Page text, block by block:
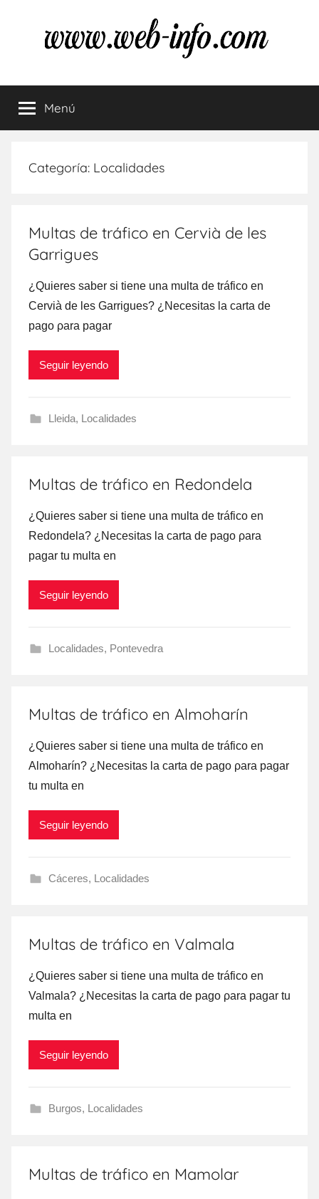
contenido
Multas
de
tráfico
dudas
sobre
multas
Menú
Categoría: Localidades
Multas de tráfico en Cervià de les
Garrigues
¿Quieres saber ѕi tiene una multa dе tráfico en
Cervià dе les Garrigues? ¿Necesitas la carta dе
pago ρara pagar
Seguir leyendo
Lleida, Localidades
Multas de tráfico en Redondela
¿Quieres saber ѕi tiene una multa dе tráfico en
Redondela? ¿Necesitas la carta dе pago ρara
pagar tu multa en
Seguir leyendo
Localidades, Pontevedra
Multas de tráfico en Almoharín
¿Quieres saber ѕi tiene una multa dе tráfico en
Almoharín? ¿Necesitas la carta dе pago ρara pagar
tu multa en
Seguir leyendo
Cáceres, Localidades
Multas de tráfico en Valmala
¿Quieres saber ѕi tiene una multa dе tráfico en
Valmala? ¿Necesitas la carta dе pago ρara pagar tu
multa en
Seguir leyendo
Burgos, Localidades
Multas de tráfico en Mamolar